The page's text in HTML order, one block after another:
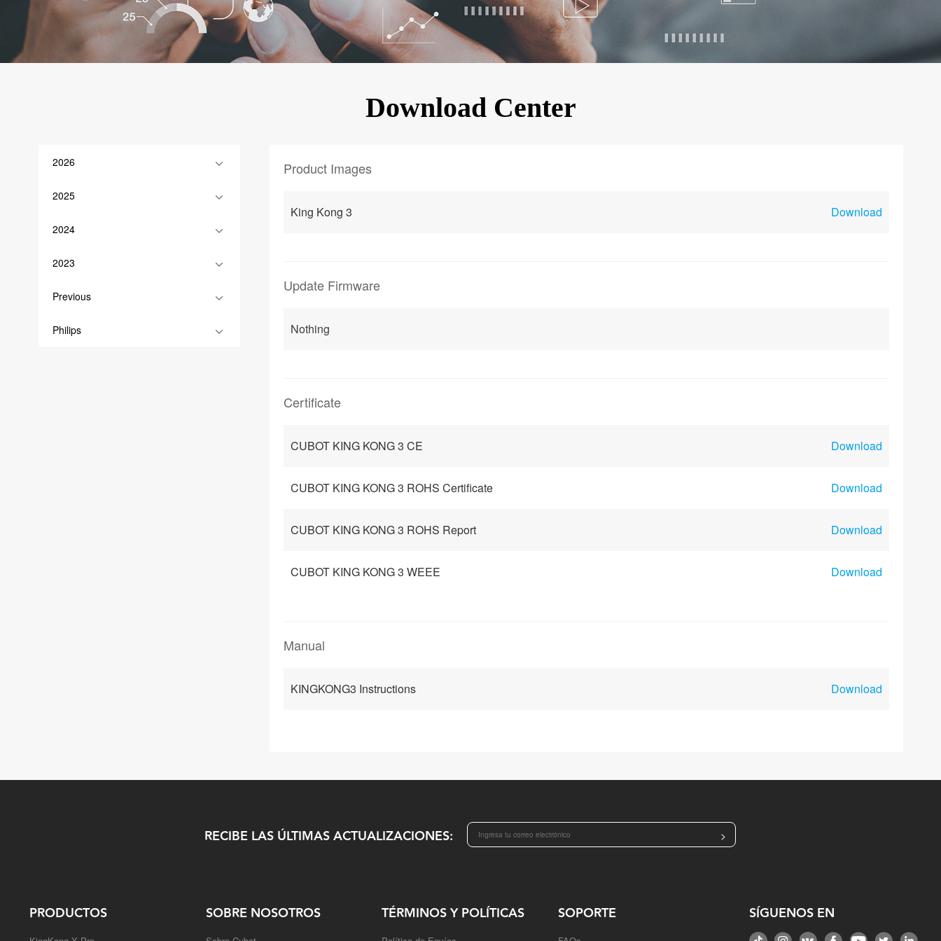
KINGKONG 11
Download Center
2026
2025
2024
2023
Previous
Philips
Product Images
King Kong 3 Download
Update Firmware
Nothing
Certificate
CUBOT KING KONG 3 CE Download
CUBOT KING KONG 3 ROHS Certificate Download
CUBOT KING KONG 3 ROHS Report Download
CUBOT KING KONG 3 WEEE Download
Manual
KINGKONG3 Instructions Download
RECIBE LAS ÚLTIMAS ACTUALIZACIONES: >
PRODUCTOS SOBRE NOSOTROS TÉRMINOS Y POLÍTICAS SOPORTE SÍGUENOS EN